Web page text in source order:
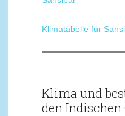
Klimatabelle für
Klima und
den Indischen